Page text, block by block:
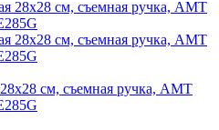
см, съемная ручка, AMT